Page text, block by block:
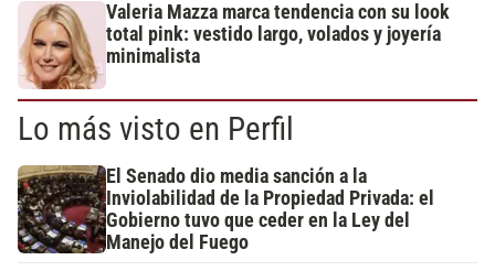
Valeria Mazza marca tendencia con su look
total pink: vestido largo, volados y joyería
minimalista
Lo más visto en Perfil
El Senado dio media sanción a la
Inviolabilidad de la Propiedad Privada: el
Gobierno tuvo que ceder en la Ley del
Manejo del Fuego